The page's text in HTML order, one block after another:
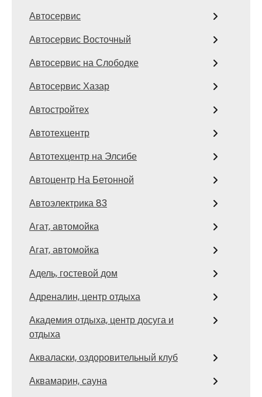
Автосервис
Автосервис Восточный
Автосервис на Слободке
Автосервис Хазар
Автостройтех
Автотехцентр
Автотехцентр на Элсибе
Автоцентр На Бетонной
Автоэлектрика 83
Агат, автомойка
Агат, автомойка
Адель, гостевой дом
Адреналин, центр отдыха
Академия отдыха, центр досуга и
отдыха
Акваласки, оздоровительный клуб
Аквамарин, сауна